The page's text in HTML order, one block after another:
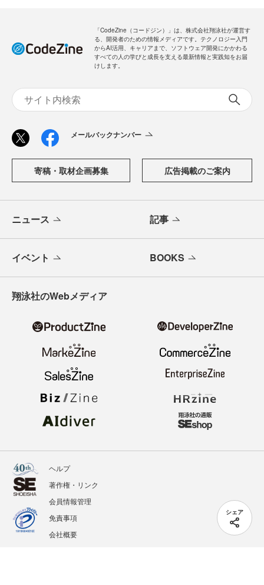
シェア
「CodeZine（コードジン）」は、株式会社翔泳社が運営す
る、開発者のための情報メディアです。テクノロジー入門
からAI活用、キャリアまで、ソフトウェア開発にかかわる
すべての人の学びと成長を支える最新情報と実践知をお届
けします。
メールバックナンバー
寄稿・取材企画募集 広告掲載のご案内
ニュース 記事
イベント BOOKS
翔泳社のWebメディア
ヘルプ
著作権・リンク
会員情報管理
免責事項
会社概要